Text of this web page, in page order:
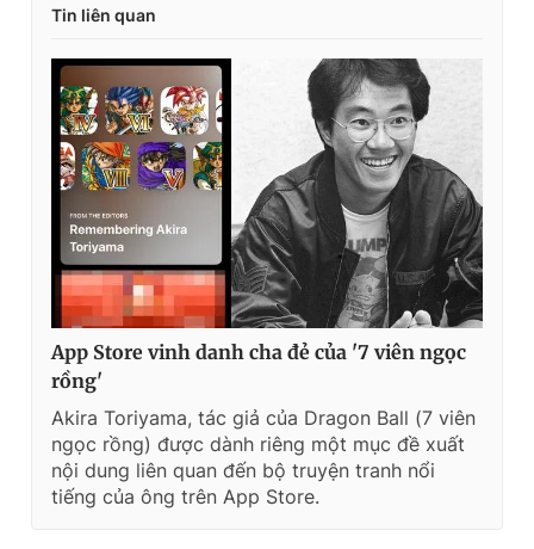
Tin liên quan
App Store vinh danh cha đẻ của '7 viên ngọc
rồng'
Akira Toriyama, tác giả của Dragon Ball (7 viên
ngọc rồng) được dành riêng một mục đề xuất
nội dung liên quan đến bộ truyện tranh nổi
tiếng của ông trên App Store.